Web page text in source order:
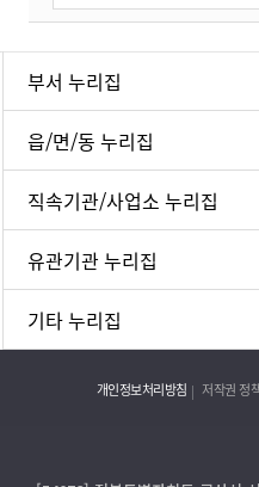
부서 누리집
읍/면/동 누리집
직속기관/사업소 누리집
유관기관 누리집
기타 누리집
개인정보처리방침 저작권 정